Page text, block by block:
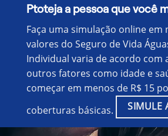
Ptoteja a pessoa que você
Faça uma simulação online em
valores do Seguro de Vida
Individual varia de acordo com
outros fatores como idade e
começar em menos de R$ 15
coberturas básicas.
SIMULE